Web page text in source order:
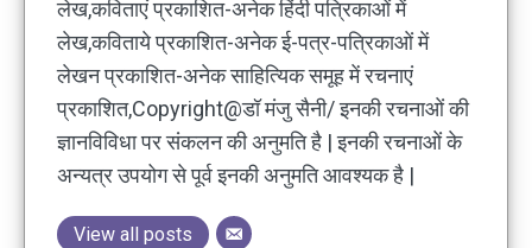
लेख,कविताएं प्रकाशित-अनेक हिंदी पत्रिकाओं में
लेख,कविताये प्रकाशित-अनेक ई-पत्र-पत्रिकाओं में
लेखन प्रकाशित-अनेक साहित्यिक समूह में रचनाएं
प्रकाशित,Copyright@डॉ मंजु सैनी/ इनकी रचनाओं की
ज्ञानविविधा पर संकलन की अनुमति है | इनकी रचनाओं के
अन्यत्र उपयोग से पूर्व इनकी अनुमति आवश्यक है |
View all posts